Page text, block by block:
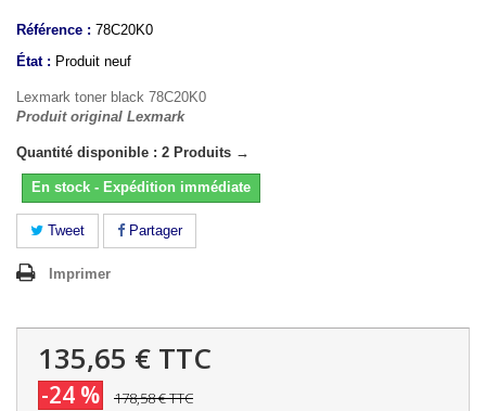
Référence : 78C20K0
État : Produit neuf
Lexmark toner black 78C20K0
Produit original Lexmark
Quantité disponible : 2 Produits →
En stock - Expédition immédiate
Tweet Partager
Imprimer
135,65 € TTC
-24 % 178,58 €TTC